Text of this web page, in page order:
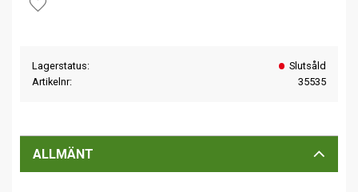
Lägg till i favoriter
Lagerstatus
Slutsåld
Artikelnr
35535
ALLMÄNT